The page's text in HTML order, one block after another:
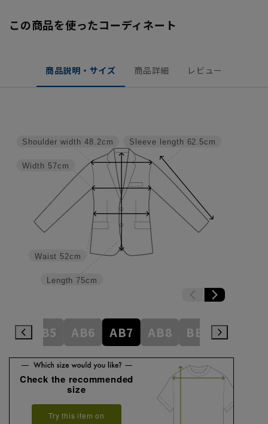
この商品を使ったコーディネート
商品説明・サイズ 商品詳細 レビュー
Sleeve length 62.5cm
Length 75cm
Waist 52cm
Width 57cm
Shoulder width 48.2cm
AB5 AB6 AB7 AB8 BE3 BE4
Check the recommended
size
Try this item on